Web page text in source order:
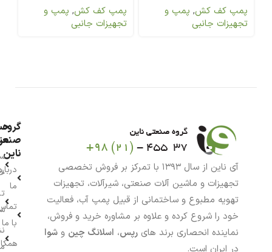
پمپ کف کش, پمپ و
تجهیزات جانبی
پمپ کف کش, پمپ و
تجهیزات جانبی
آی ناین از سال ۱۳۹۳ با تمرکز بر فروش تخصصی
تجهیزات و ماشین آلات صنعتی، شیرآلات، تجهیزات
تهویه مطبوع و ساختمانی از قبیل پمپ آب، فعالیت
خود را شروع کرده و علاوه بر مشاوره خرید و فروش،
نماینده انحصاری برند های رپس، اسلانگ چین و شوا
گروه
ناین
ما
با ما